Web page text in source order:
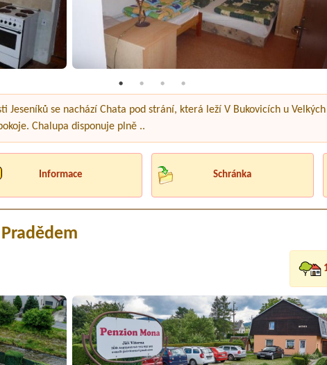
Jeseníků se nachází Chata pod strání, která leží V Bukovicích u
Chalupa disponuje plně ..
Informace Schránka